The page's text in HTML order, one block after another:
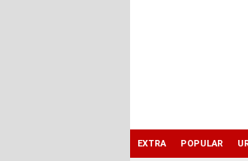
EXTRA POPULAR